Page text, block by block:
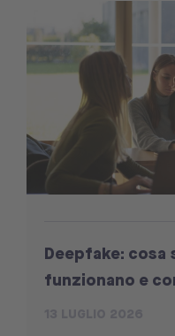
Deepfake: cosa
funzionano e